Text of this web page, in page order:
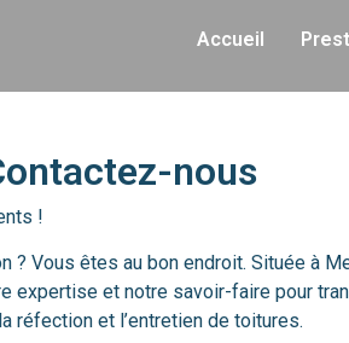
Accueil
nous
!
? Vous êtes au bon endroit. Située à
et notre savoir-faire pour
réfection et l’entretien de toitures.